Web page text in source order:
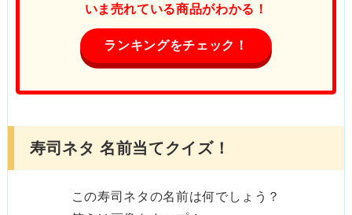
いま売れている商品がわかる！
ランキングをチェック！
寿司ネタ 名前当てクイズ！
この寿司ネタの名前は何でしょう？